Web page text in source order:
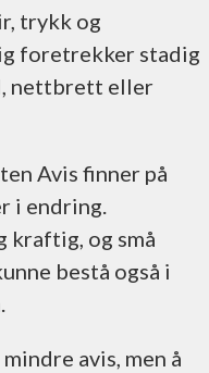
trykk og
foretrekker stadig
nettbrett eller
Avis finner på
i endring.
kraftig, og små
bestå også i
avis, men å